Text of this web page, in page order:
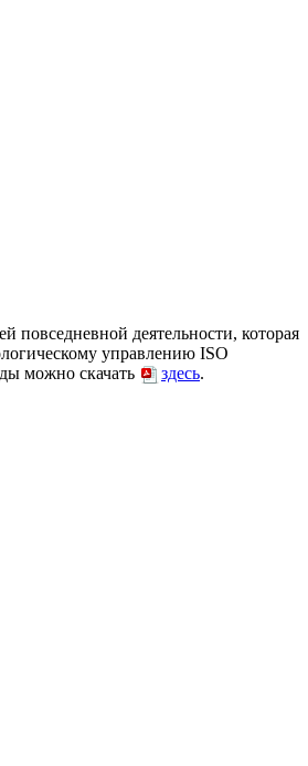
повседневной деятельности, которая
управлению ISO
можно скачать здесь.